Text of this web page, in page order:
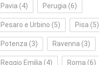
Pavia (4) Perugia (6)
Pesaro e Urbino (5) Pisa (5)
Potenza (3) Ravenna (3)
Reggio Emilia (4) Roma (6)